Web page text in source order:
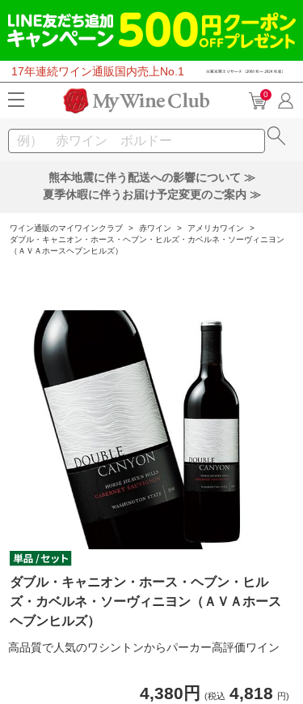
17年連続ワイン通販国内売上No.1
0
熊本地震に伴う配送への影響について ≫
夏季休暇に伴うお届け予定変更のご案内 ≫
ワイン通販のマイワインクラブ > 赤ワイン > アメリカワイン
>
ダブル・キャニオン・ホース・ヘブン・ヒルズ・カベルネ・ソーヴィニヨン
（ＡＶＡホースヘブンヒルズ）
ダブル・キャニオン・ホース・ヘブン・ヒル
ズ・カベルネ・ソーヴィニヨン（ＡＶＡホース
ヘブンヒルズ）
高品質で人気のワシントンからパーカー高評価ワイン
4,380円 (税込 4,818 円)